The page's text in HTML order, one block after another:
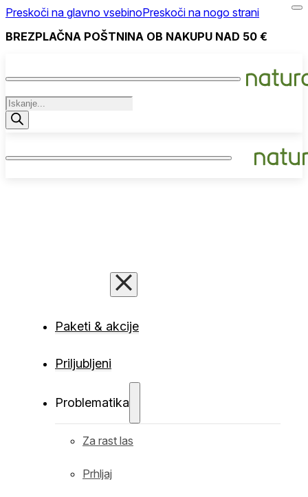
Preskoči na glavno vsebinoPreskoči na nogo strani
BREZPLAČNA POŠTNINA OB NAKUPU NAD 50 €
Products
search
Paketi & akcije
Priljubljeni
Problematika
Za rast las
Prhljaj